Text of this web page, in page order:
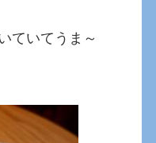
ていてうま～